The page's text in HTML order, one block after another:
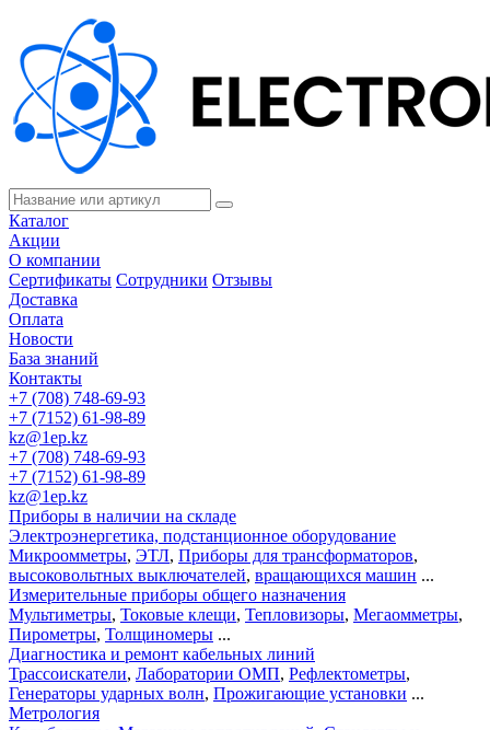
Каталог
Акции
О компании
Сертификаты Сотрудники Отзывы
Доставка
Оплата
Новости
База знаний
Контакты
+7 (708) 748-69-93
+7 (7152) 61-98-89
kz@1ep.kz
+7 (708) 748-69-93
+7 (7152) 61-98-89
kz@1ep.kz
Приборы в наличии на складе
Электроэнергетика, подстанционное оборудование
Микроомметры, ЭТЛ, Приборы для трансформаторов,
высоковольтных выключателей, вращающихся машин ...
Измерительные приборы общего назначения
Мультиметры, Токовые клещи, Тепловизоры, Мегаомметры,
Пирометры, Толщиномеры ...
Диагностика и ремонт кабельных линий
Трассоискатели, Лаборатории ОМП, Рефлектометры,
Генераторы ударных волн, Прожигающие установки ...
Метрология